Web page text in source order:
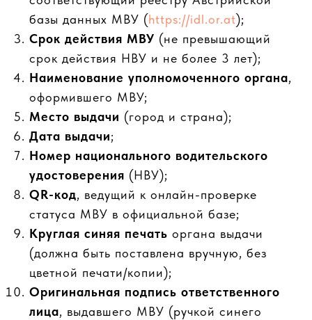
базы данных МВУ (https://idl.or.at);
Срок действия МВУ (не превышающий
срок действия НВУ и не более 3 лет);
Наименование уполномоченного органа,
оформившего МВУ;
Место выдачи (город и страна);
Дата выдачи;
Номер национального водительского
удостоверения (НВУ);
QR-код, ведущий к онлайн-проверке
статуса МВУ в официальной базе;
Круглая синяя печать органа выдачи
(должна быть поставлена вручную, без
цветной печати/копии);
Оригинальная подпись ответственного
лица, выдавшего МВУ (ручкой синего